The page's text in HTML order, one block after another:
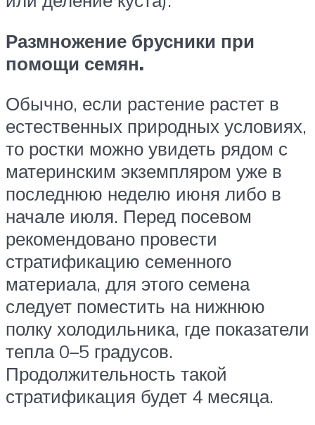
Размножение брусники при
помощи семян.
Обычно, если растение растет в
естественных природных условиях,
то ростки можно увидеть рядом с
материнским экземпляром уже в
последнюю неделю июня либо в
начале июля. Перед посевом
рекомендовано провести
стратификацию семенного
материала, для этого семена
следует поместить на нижнюю
полку холодильника, где показатели
тепла 0–5 градусов.
Продолжительность такой
стратификация будет 4 месяца.